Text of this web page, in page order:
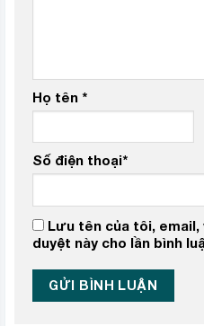
Họ tên *
Số điện thoại*
Lưu tên của tôi,
duyệt này cho lần bình